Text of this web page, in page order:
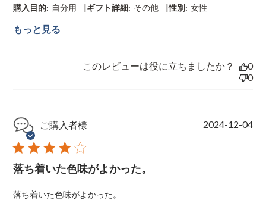
購入目的: 自分用 |ギフト詳細: その他 |性別: 女性
もっと見る
このレビューは役に立ちましたか？
0
0
ご購入者様
落ち着いた色味がよかった。
落ち着いた色味がよかった。
P
2024-12-04